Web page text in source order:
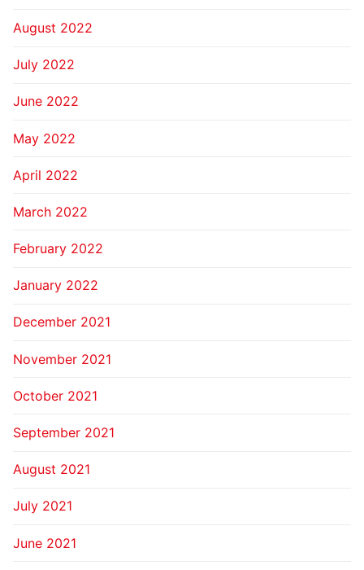
August 2022
July 2022
June 2022
May 2022
April 2022
March 2022
February 2022
January 2022
December 2021
November 2021
October 2021
September 2021
August 2021
July 2021
June 2021